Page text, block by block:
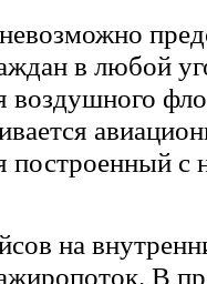
в любой
воздушного
с
на
В